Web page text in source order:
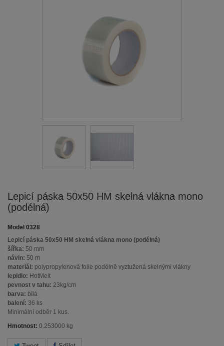
Lepicí páska 50x50 HM skelná vlákna mono
(podélná)
Model 0328
Lepicí páska 50x50 HM skelná vlákna mono (podélná)
šířka: 50 mm
návin: 50 m
materiál: polypropylenová folie podélně vyztužená skelnými vlákny
lepidlo: HotMelt
pevnost v tahu: 23kg/cm
barva: bílá
balení: 36 ks
Minimální odběr 1 kus.
Hmotnost: 0.253000 kg